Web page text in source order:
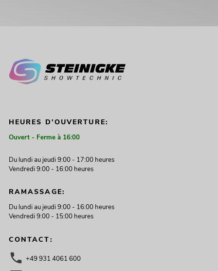
HEURES D'OUVERTURE:
Ouvert - Ferme à 16:00
Du lundi au jeudi 9:00 - 17:00 heures
Vendredi 9:00 - 16:00 heures
RAMASSAGE:
Du lundi au jeudi 9:00 - 16:00 heures
Vendredi 9:00 - 15:00 heures
CONTACT:
+49 931 4061 600